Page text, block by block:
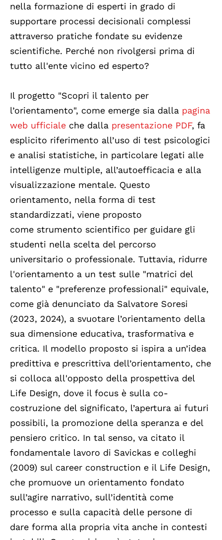
nella formazione di esperti in grado di
supportare processi decisionali complessi
attraverso pratiche fondate su evidenze
scientifiche. Perché non rivolgersi prima di
tutto all'ente vicino ed esperto?
Il progetto "Scopri il talento per
l’orientamento", come emerge sia dalla pagina
web ufficiale che dalla presentazione PDF, fa
esplicito riferimento all’uso di test psicologici
e analisi statistiche, in particolare legati alle
intelligenze multiple, all’autoefficacia e alla
visualizzazione mentale. Questo
orientamento, nella forma di test
standardizzati, viene proposto
come strumento scientifico per guidare gli
studenti nella scelta del percorso
universitario o professionale. Tuttavia, ridurre
l'orientamento a un test sulle "matrici del
talento" e "preferenze professionali" equivale,
come già denunciato da Salvatore Soresi
(2023, 2024), a svuotare l’orientamento della
sua dimensione educativa, trasformativa e
critica. Il modello proposto si ispira a un’idea
predittiva e prescrittiva dell’orientamento, che
si colloca all'opposto della prospettiva del
Life Design, dove il focus è sulla co-
costruzione del significato, l’apertura ai futuri
possibili, la promozione della speranza e del
pensiero critico. In tal senso, va citato il
fondamentale lavoro di Savickas e colleghi
(2009) sul career construction e il Life Design,
che promuove un orientamento fondato
sull’agire narrativo, sull’identità come
processo e sulla capacità delle persone di
dare forma alla propria vita anche in contesti